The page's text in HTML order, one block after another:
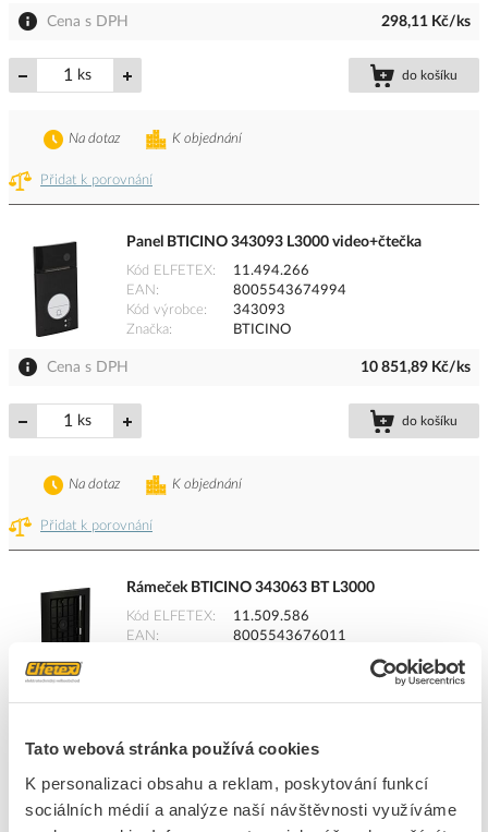
Tato webová stránka používá cookies
K personalizaci obsahu a reklam, poskytování funkcí
sociálních médií a analýze naší návštěvnosti využíváme
Cena s DPH 298,11 Kč/ks
ks do košíku
Přidat k porovnání
K objednání
Na dotaz
Panel BTICINO 343093 L3000 video+čtečka
Kód ELFETEX
11.494.266
EAN
8005543674994
Kód výrobce
343093
Značka
BTICINO
Cena s DPH 10 851,89 Kč/ks
ks do košíku
Přidat k porovnání
K objednání
Na dotaz
Rámeček BTICINO 343063 BT L3000
Kód ELFETEX
11.509.586
EAN
8005543676011